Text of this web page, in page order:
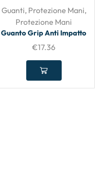
Guanti, Protezione Mani,
Protezione Mani
Guanto Grip Anti Impatto
€17.36